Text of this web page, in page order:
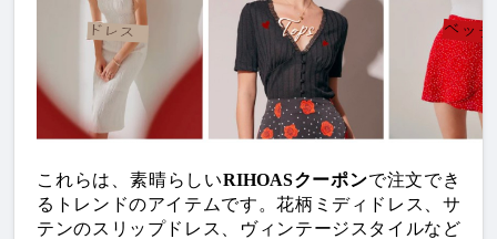
これらは、素晴らしいRIHOASクーポンで注文でき
るトレンドのアイテムです。花柄ミディドレス、サ
テンのスリップドレス、ヴィンテージスタイルなど